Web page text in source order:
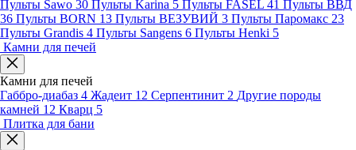
Пульты Sawo 30 Пульты Karina 5 Пульты FASEL 41 Пульты ВВД
36 Пульты BORN 13 Пульты ВЕЗУВИЙ 3 Пульты Паромакс 23
Пульты Grandis 4 Пульты Sangens 6 Пульты Henki 5
Камни для печей
Камни для печей
Габбро-диабаз 4 Жадеит 12 Серпентинит 2 Другие породы
камней 12 Кварц 5
Плитка для бани